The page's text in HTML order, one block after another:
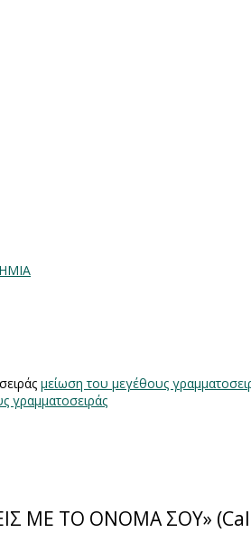
μείωση του μεγέθους
ΜΕ ΤΟ ΟΝΟΜΑ ΣΟΥ»